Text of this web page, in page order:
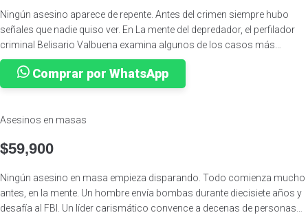
Ningún asesino aparece de repente. Antes del crimen siempre hubo
señales que nadie quiso ver. En La mente del depredador, el perfilador
criminal Belisario Valbuena examina algunos de los casos más
perturbadores de Colombia para revelar cómo se forma un asesino
serial y qué ocurre en la mente de quienes convierten el homicidio en un
método. A partir del análisis de criminales como el Monstruo de la
Noguera y Campo Elías Delgado, autor de la masacre de Pozzetto, el
ignoradas que preceden al depredador humano. A través de entrevistas
este libro se adentra en la lógica íntima del depredador humano. Porque
entender cómo nace un asesino puede ser la única forma de
reconocerlo antes de que sea demasiado tarde.
Comprar por WhatsApp
Asesinos en masas
$59,900
Ningún asesino en masa empieza disparando. Todo comienza mucho
antes, en la mente. Un hombre envía bombas durante diecisiete años y
desafía al FBI. Un líder carismático convence a decenas de personas